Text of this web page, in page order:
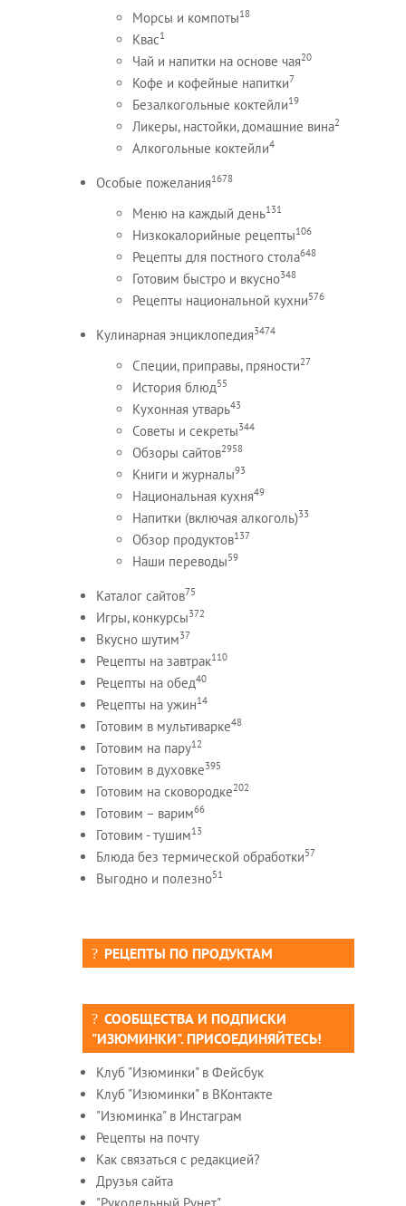
Морсы и компоты18
Квас1
Чай и напитки на основе чая20
Кофе и кофейные напитки7
Безалкогольные коктейли19
Ликеры, настойки, домашние вина2
Алкогольные коктейли4
Особые пожелания1678
Меню на каждый день131
Низкокалорийные рецепты106
Рецепты для постного стола648
Готовим быстро и вкусно348
Рецепты национальной кухни576
Кулинарная энциклопедия3474
Специи, приправы, пряности27
История блюд55
Кухонная утварь43
Советы и секреты344
Обзоры сайтов2958
Книги и журналы93
Национальная кухня49
Напитки (включая алкоголь)33
Обзор продуктов137
Наши переводы59
Каталог сайтов75
Игры, конкурсы372
Вкусно шутим37
Рецепты на завтрак110
Рецепты на обед40
Рецепты на ужин14
Готовим в мультиварке48
Готовим на пару12
Готовим в духовке395
Готовим на сковородке202
Готовим – варим66
Готовим - тушим13
Блюда без термической обработки57
Выгодно и полезно51
РЕЦЕПТЫ ПО ПРОДУКТАМ
СООБЩЕСТВА И ПОДПИСКИ
"ИЗЮМИНКИ". ПРИСОЕДИНЯЙТЕСЬ!
Клуб "Изюминки" в Фейсбук
Клуб "Изюминки" в ВКонтакте
"Изюминка" в Инстаграм
Рецепты на почту
Как связаться с редакцией?
Друзья сайта
"Рукодельный Рунет"